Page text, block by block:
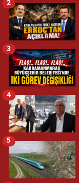
2
3
4
5